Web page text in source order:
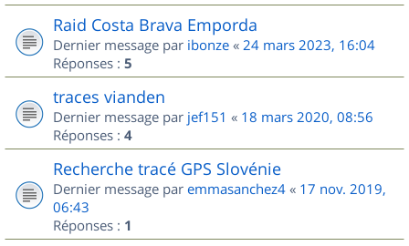
Raid Costa Brava Emporda
Dernier message par ibonze « 24 mars 2023, 16:04
Réponses : 5
traces vianden
Dernier message par jef151 « 18 mars 2020, 08:56
Réponses : 4
Recherche tracé GPS Slovénie
Dernier message par emmasanchez4 « 17 nov. 2019,
06:43
Réponses : 1